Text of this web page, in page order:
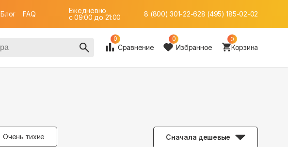
Блог FAQ
Ежедневно
c 09:00 до 21:00
8 (800) 301-22-628 (495) 185-02-02
0
Сравнение
0
Избранное
0
Корзина
Очень тихие Сначала дешевые